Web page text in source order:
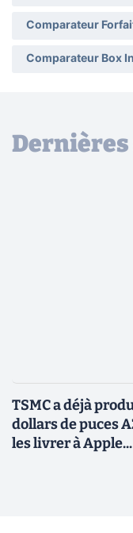
Comparateur
Comparateur Box
TSMC a déjà
dollars de puces
les livrer à